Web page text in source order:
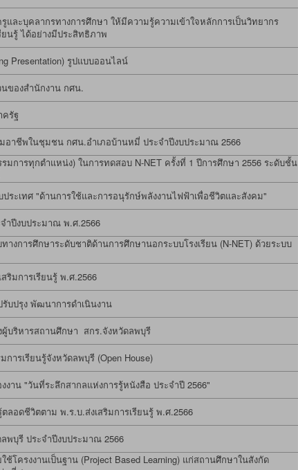
ละบุคลากรทางการศึกษา ให้มีความรู้ความเข้าใจหลักการเป็นวิทยากร
นรู้ ได้อย่างมีประสิทธิภาพ
Presentation) รูปแบบออนไลน์
ของสำนักงาน กศน.
ครัฐ
อาชีพในชุมชน กศน.อำเภอบ้านหมี่ ประจำปีงบประมาณ 2566
การทุกตำแหน่ง) ในการทดสอบ N-NET ครั้งที่ 1 ปีการศึกษา 2556 ระดับชั้น
ระเทศ "ด้านการใช้และการอนุรักษ์พลังงานไฟฟ้าเพื่อชีวิตและสังคม"
ำปีงบประมาณ พ.ศ.2566
การศึกษาระดับชาติด้านการศึกษานอกระบบโรงเรียน (N-NET) ด้วยระบบ
ริมการเรียนรู้ พ.ศ.2566
บปรุง พัฒนาการดำเนินงาน
ผู้บริหารสถานศึกษา สกร.จังหวัดลพบุรี
ารเรียนรู้จังหวัดลพบุรี (Open House)
าน "วันที่ระลึกสากลแห่งการรู้หนังสือ ประจำปี 2566"
ลอดชีวิตตาม พ.ร.บ.ส่งเสริมการเรียนรู้ พ.ศ.2566
พบุรี ประจำปีงบประมาณ 2566
โครงงานเป็นฐาน (Project Based Learning) แก่สถานศึกษาในสังกัด